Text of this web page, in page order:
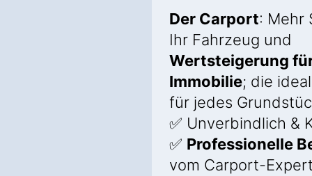
Der Carport: Mehr
Ihr Fahrzeug und
Wertsteigerung
Immobilie; die
für jedes
✅ Unverbindlich &
✅ Professionelle
vom Carport-